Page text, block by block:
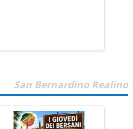
San Bernardino Realino